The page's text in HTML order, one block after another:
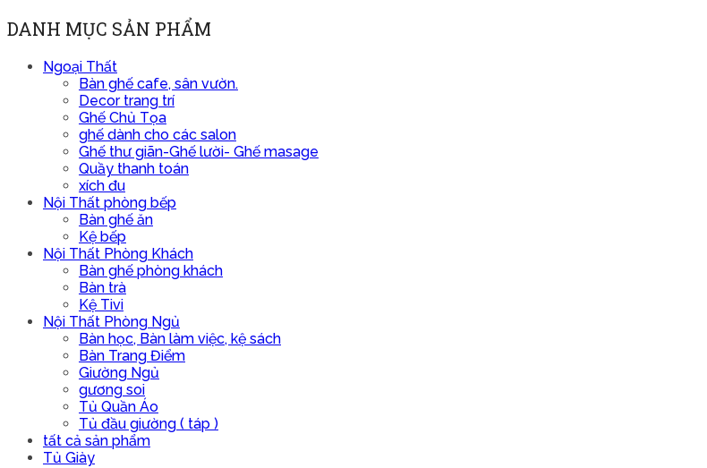
DANH MỤC SẢN PHẨM
Ngoại Thất
Bàn ghế cafe, sân vườn.
Decor trang trí
Ghế Chủ Tọa
ghế dành cho các salon
Ghế thư giãn-Ghế lười- Ghế masage
Quầy thanh toán
xích đu
Nội Thất phòng bếp
Bàn ghế ăn
Kệ bếp
Nội Thất Phòng Khách
Bàn ghế phòng khách
Bàn trà
Kệ Tivi
Nội Thất Phòng Ngủ
Bàn học, Bàn làm việc, kệ sách
Bàn Trang Điểm
Giường Ngủ
gương soi
Tủ Quần Áo
Tủ đầu giường ( táp )
tất cả sản phẩm
Tủ Giày